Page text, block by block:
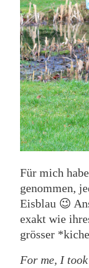
Für mich
genommen,
Eisblau 😉
exakt wie
grösser
For me, I